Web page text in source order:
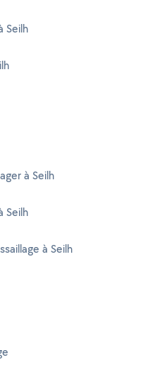
Seilh
à Seilh
Seilh
à Seilh